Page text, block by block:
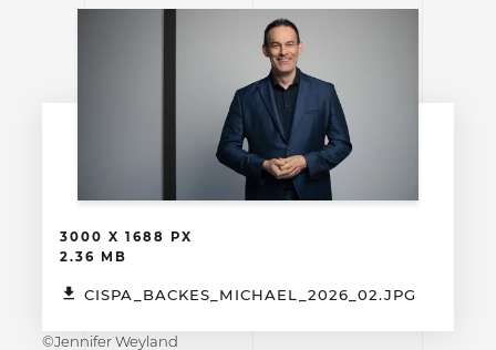
3000 X 1688 PX
2.36 MB
CISPA_BACKES_MICHAEL_2026_02.JPG
©Jennifer Weyland